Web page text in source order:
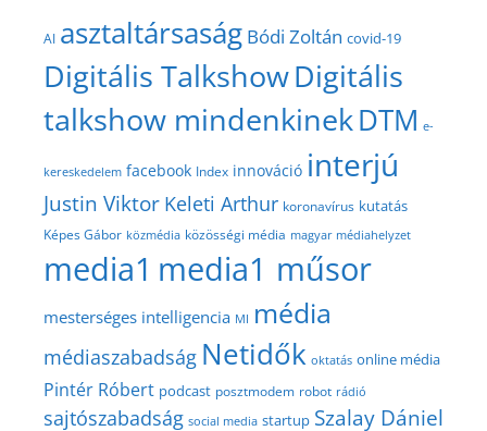
AI asztaltársaság Bódi Zoltán covid-19
Digitális TalkshowDigitális
talkshow mindenkinekDTM e-
kereskedelem facebook Index innováció interjú
Justin Viktor Keleti Arthur koronavírus kutatás
Képes Gábor közmédia közösségi média magyar médiahelyzet
media1 media1 műsor
mesterséges intelligencia MI média
médiaszabadság Netidők oktatás online média
Pintér Róbert podcast posztmodem robot rádió
sajtószabadság social media startup Szalay Dániel